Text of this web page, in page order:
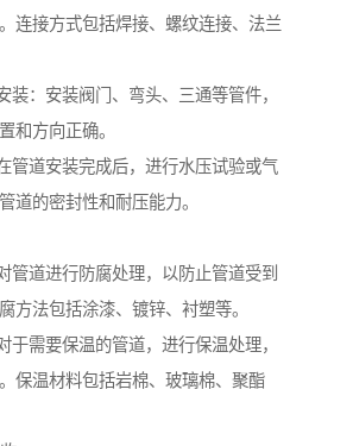
连接方式包括焊接、螺纹连接、法兰
：安装阀门、弯头、三通等管件，
和方向正确。
道安装完成后，进行水压试验或气
道的密封性和耐压能力。
道进行防腐处理，以防止管道受到
方法包括涂漆、镀锌、衬塑等。
需要保温的管道，进行保温处理，
保温材料包括岩棉、玻璃棉、聚酯